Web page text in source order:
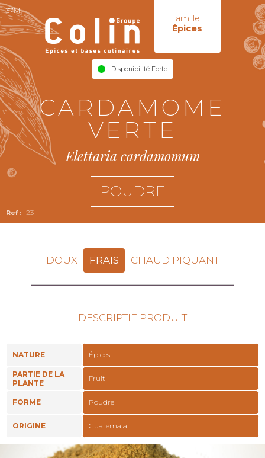
Famille :
Épices
Disponibilité Forte
37M
23
CARDAMOME
VERTE
Elettaria cardamomum
POUDRE
DOUX FRAIS CHAUD PIQUANT
DESCRIPTIF PRODUIT
NATURE Épices
PARTIE DE LA
PLANTE
Fruit
FORME Poudre
ORIGINE Guatemala